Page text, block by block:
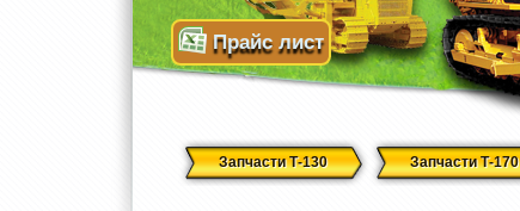
Запчасти Т-130 Запчасти Т-170
Прайс лист